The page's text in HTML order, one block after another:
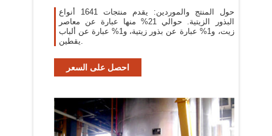
حول المنتج والموردين: يقدم منتجات 1641 أنواع
البذور الزيتية. حوالي 21% منها عبارة عن معاصر
زيت، و1% عبارة عن بذور زيتية، و1% عبارة عن ألباب
يقطين.
احصل على السعر